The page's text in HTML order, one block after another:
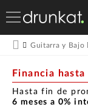
Guitarra y Bajo
Financia
Hasta fin de
6 meses a 0%